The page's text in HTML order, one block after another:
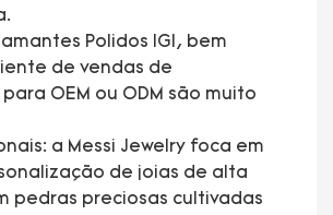
Polidos IGI, bem
de vendas de
OEM ou ODM são muito
a Messi Jewelry foca em
de joias de alta
pedras preciosas cultivadas